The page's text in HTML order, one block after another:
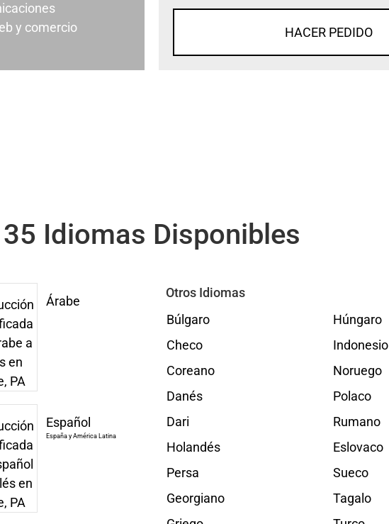
y comercio
HACER PEDIDO
35 Idiomas Disponibles
Árabe
Español
España y América Latina
Otros Idiomas
Búlgaro
Checo
Coreano
Danés
Dari
Holandés
Persa
Georgiano
Húngaro
Indonesio
Noruego
Polaco
Rumano
Eslovaco
Sueco
Tagalo